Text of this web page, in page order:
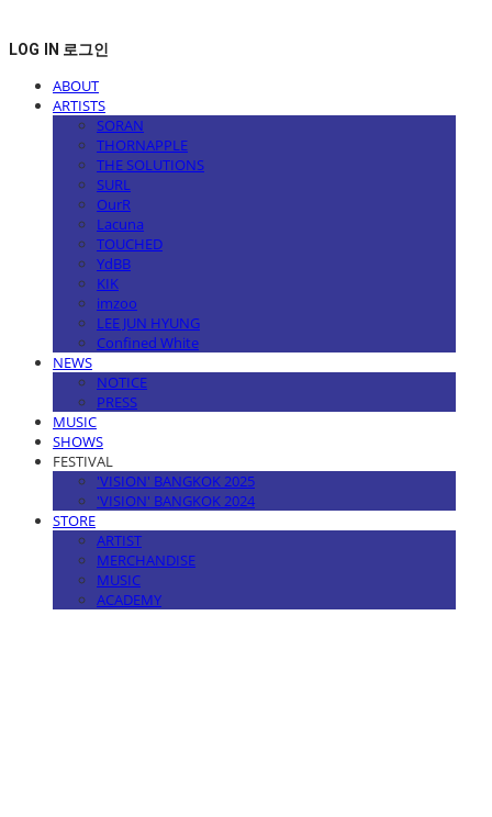
LOG IN 로그인
ABOUT
ARTISTS
SORAN
THORNAPPLE
THE SOLUTIONS
SURL
OurR
Lacuna
TOUCHED
YdBB
KIK
imzoo
LEE JUN HYUNG
Confined White
NEWS
NOTICE
PRESS
MUSIC
SHOWS
FESTIVAL
'VISION' BANGKOK 2025
'VISION' BANGKOK 2024
STORE
ARTIST
MERCHANDISE
MUSIC
ACADEMY